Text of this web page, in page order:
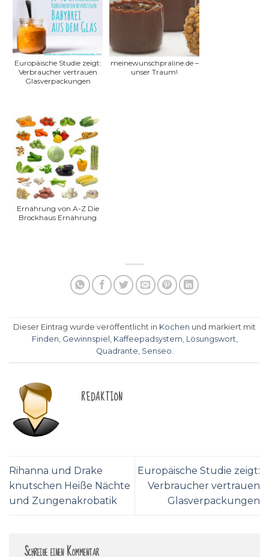
Europäische Studie zeigt:
Verbraucher vertrauen
Glasverpackungen
meinewunschpraline.de –
unser Traum!
Ernährung von A-Z Die
Brockhaus Ernährung
Dieser Eintrag wurde veröffentlicht in Kochen und markiert mit
Finden, Gewinnspiel , Kaffeepadsystem, Lösungswort,
Quadrante, Senseo.
REDAKTION
Rihanna und Drake
knutschen Heiße Nächte
und Zungenakrobatik
Europäische Studie zeigt:
Verbraucher vertrauen
Glasverpackungen
Schreibe einen Kommentar